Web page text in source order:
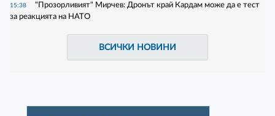
15:38
"Прозорливият" Мирчев: Дронът край Кардам може да е тест
за реакцията на НАТО
ВСИЧКИ НОВИНИ